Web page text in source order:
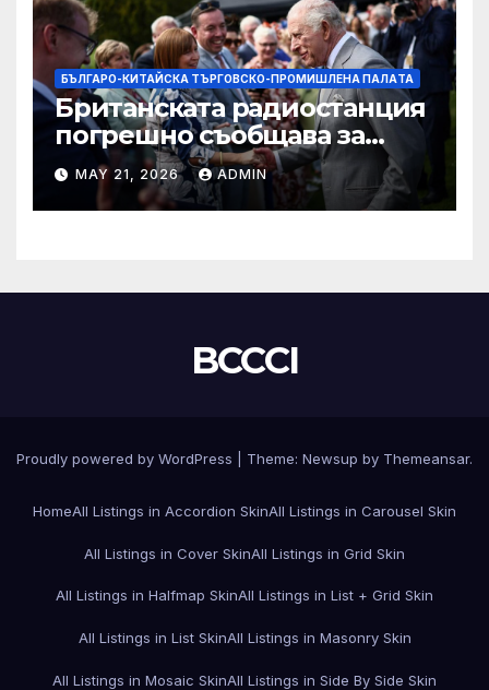
БЪЛГАРО-КИТАЙСКА ТЪРГОВСКО-ПРОМИШЛЕНА ПАЛAТА
Британската радиостанция
погрешно съобщава за
смъртта на крал Чарлз
MAY 21, 2026 ADMIN
BCCCI
Proudly powered by WordPress Theme: Newsup by Themeansar.
HomeAll Listings in Accordion SkinAll Listings in Carousel Skin
All Listings in Cover SkinAll Listings in Grid Skin
All Listings in Halfmap SkinAll Listings in List + Grid Skin
All Listings in List SkinAll Listings in Masonry Skin
All Listings in Mosaic SkinAll Listings in Side By Side Skin